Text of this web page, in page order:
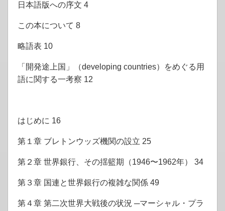
日本語版への序文 4
この本について 8
略語表 10
「開発途上国」（developing countries）をめぐる用
語に関する一考察 12
はじめに 16
第１章 ブレトンウッズ機関の設立 25
第２章 世界銀行、その揺籃期（1946〜1962年） 34
第３章 国連と世界銀行の複雑な関係 49
第４章 第二次世界大戦後の状況 ─マーシャル・プラ